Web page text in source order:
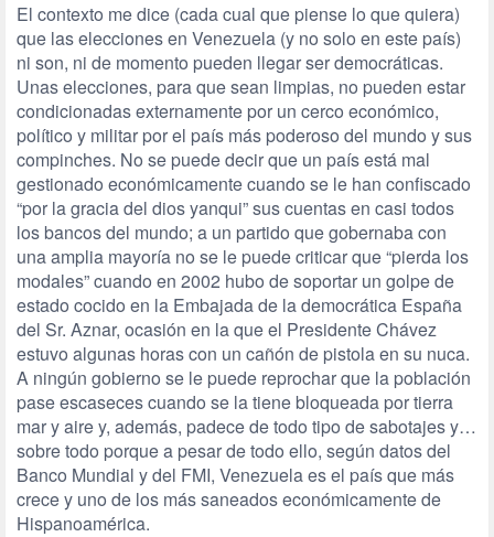
El contexto me dice (cada cual que piense lo que quiera)
que las elecciones en Venezuela (y no solo en este país)
ni son, ni de momento pueden llegar ser democráticas.
Unas elecciones, para que sean limpias, no pueden estar
condicionadas externamente por un cerco económico,
político y militar por el país más poderoso del mundo y sus
compinches. No se puede decir que un país está mal
gestionado económicamente cuando se le han confiscado
“por la gracia del dios yanqui” sus cuentas en casi todos
los bancos del mundo; a un partido que gobernaba con
una amplia mayoría no se le puede criticar que “pierda los
modales” cuando en 2002 hubo de soportar un golpe de
estado cocido en la Embajada de la democrática España
del Sr. Aznar, ocasión en la que el Presidente Chávez
estuvo algunas horas con un cañón de pistola en su nuca.
A ningún gobierno se le puede reprochar que la población
pase escaseces cuando se la tiene bloqueada por tierra
mar y aire y, además, padece de todo tipo de sabotajes y…
sobre todo porque a pesar de todo ello, según datos del
Banco Mundial y del FMI, Venezuela es el país que más
crece y uno de los más saneados económicamente de
Hispanoamérica.